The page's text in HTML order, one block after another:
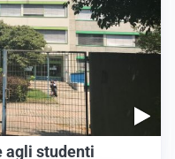
agli studenti